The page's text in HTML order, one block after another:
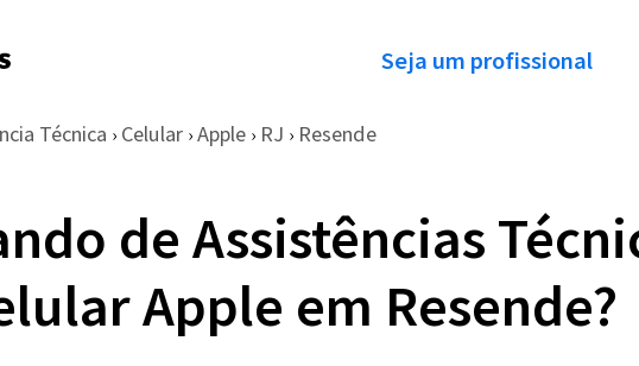
Seja um profissional
Técnica › Celular › Apple › RJ › Resende
de Assistências
Apple em Resende?